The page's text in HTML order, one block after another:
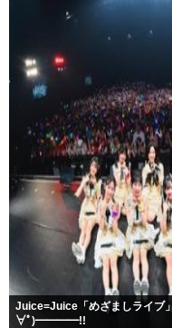
Juice=Juice「めざましライ
∀ﾟ)━━━━!!